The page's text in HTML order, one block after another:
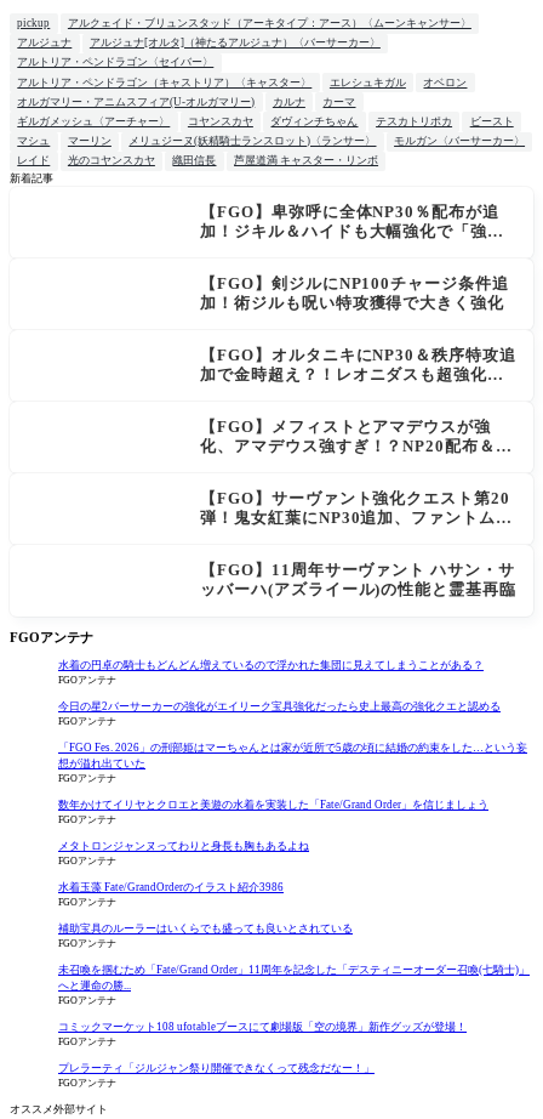
pickup
アルクェイド・ブリュンスタッド（アーキタイプ：アース）〈ムーンキャンサー〉
アルジュナ
アルジュナ[オルタ]（神たるアルジュナ）〈バーサーカー〉
アルトリア・ペンドラゴン〈セイバー〉
アルトリア・ペンドラゴン（キャストリア）〈キャスター〉
エレシュキガル
オベロン
オルガマリー・アニムスフィア(U-オルガマリー)
カルナ
カーマ
ギルガメッシュ〈アーチャー〉
コヤンスカヤ ダヴィンチちゃん テスカトリポカ
ビースト
マシュ
マーリン メリュジーヌ(妖精騎士ランスロット)〈ランサー〉
モルガン〈バーサーカー〉
レイド
光のコヤンスカヤ 織田信長
芦屋道満 キャスター・リンボ
新着記事
【FGO】卑弥呼に全体NP30％配布が追
加！ジキル＆ハイドも大幅強化で「強す
【FGO】剣ジルにNP100チャージ条件追
加！術ジルも呪い特攻獲得で大きく強化
【FGO】オルタニキにNP30＆秩序特攻追
加で金時超え？！レオニダスも超強化で
【FGO】メフィストとアマデウスが強
化、アマデウス強すぎ！？NP20配布＆Ar
【FGO】サーヴァント強化クエスト第20
弾！鬼女紅葉にNP30追加、ファントムも
【FGO】11周年サーヴァント ハサン・サ
ッバーハ(アズライール)の性能と霊基再臨
FGOアンテナ
水着の円卓の騎士もどんどん増えているので浮かれた集団に見えてしまうことがある？
FGOアンテナ
今日の星2バーサーカーの強化がエイリーク宝具強化だったら史上最高の強化クエと認める
FGOアンテナ
「FGO Fes. 2026」の刑部姫はマーちゃんとは家が近所で5歳の頃に結婚の約束をした…という妄
想が溢れ出ていた
FGOアンテナ
数年かけてイリヤとクロエと美遊の水着を実装した「Fate/Grand Order」を信じましょう
FGOアンテナ
メタトロンジャンヌってわりと身長も胸もあるよね
FGOアンテナ
水着玉藻 Fate/GrandOrderのイラスト紹介3986
FGOアンテナ
補助宝具のルーラーはいくらでも盛っても良いとされている
FGOアンテナ
未召喚を掴むため「Fate/Grand Order」11周年を記念した「デスティニーオーダー召喚(七騎士)」
へと運命の勝...
FGOアンテナ
コミックマーケット108 ufotableブースにて劇場版「空の境界」新作グッズが登場！
FGOアンテナ
プレラーティ「ジルジャン祭り開催できなくって残念だなー！」
FGOアンテナ
オススメ外部サイト